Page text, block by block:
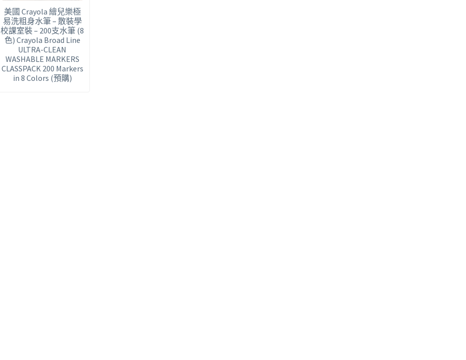
美國 Crayola 繪兒樂極
易洗粗身水筆 – 散裝學
校課室裝 – 200支水筆 (8
色) Crayola Broad Line
ULTRA-CLEAN
WASHABLE MARKERS
CLASSPACK 200 Markers
in 8 Colors (預購)